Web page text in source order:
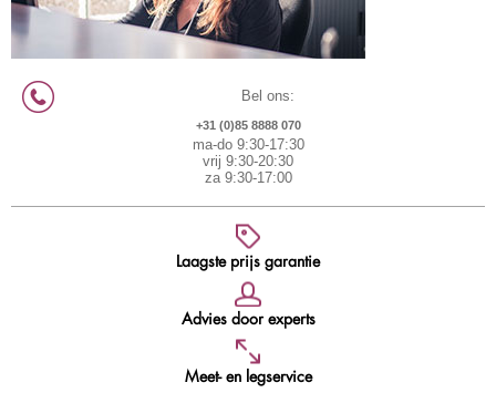
Bel ons:
+31 (0)85 8888 070
ma-do 9:30-17:30
vrij 9:30-20:30
za 9:30-17:00
Laagste prijs garantie
Advies door experts
Meet- en legservice